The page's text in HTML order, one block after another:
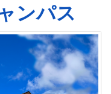
ンパス